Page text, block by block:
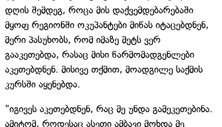
დღის შემდეგ, როცა მის დაქვემდებარებაში
მყოფ რეგიონში ოკუპანტები მიწას იტაცებდნენ,
მერი პასუხობს, რომ იმაზე მეტს ვერ
გააკეთებდა, რასაც მისი წარმომადგენლები
აკეთებდნენ. მისივე თქმით, მოადგილე საქმის
კურსში აყენებდა.
"იგივეს აკეთებდნენ, რაც მე უნდა გამეკეთებინა.
ამიტომ, როდესაც ასეთი ამბავი მოხდა მე